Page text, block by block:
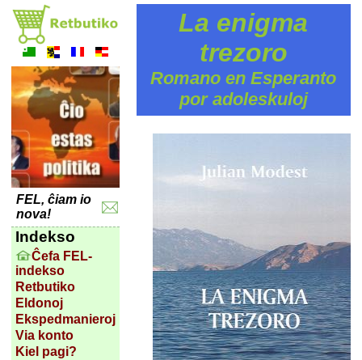
FEL, ĉiam io
nova!
Indekso
Ĉefa FEL-
indekso
Retbutiko
Eldonoj
Ekspedmanieroj
Via konto
Kiel pagi?
La enigma
trezoro
Romano en Esperanto
por adoleskuloj